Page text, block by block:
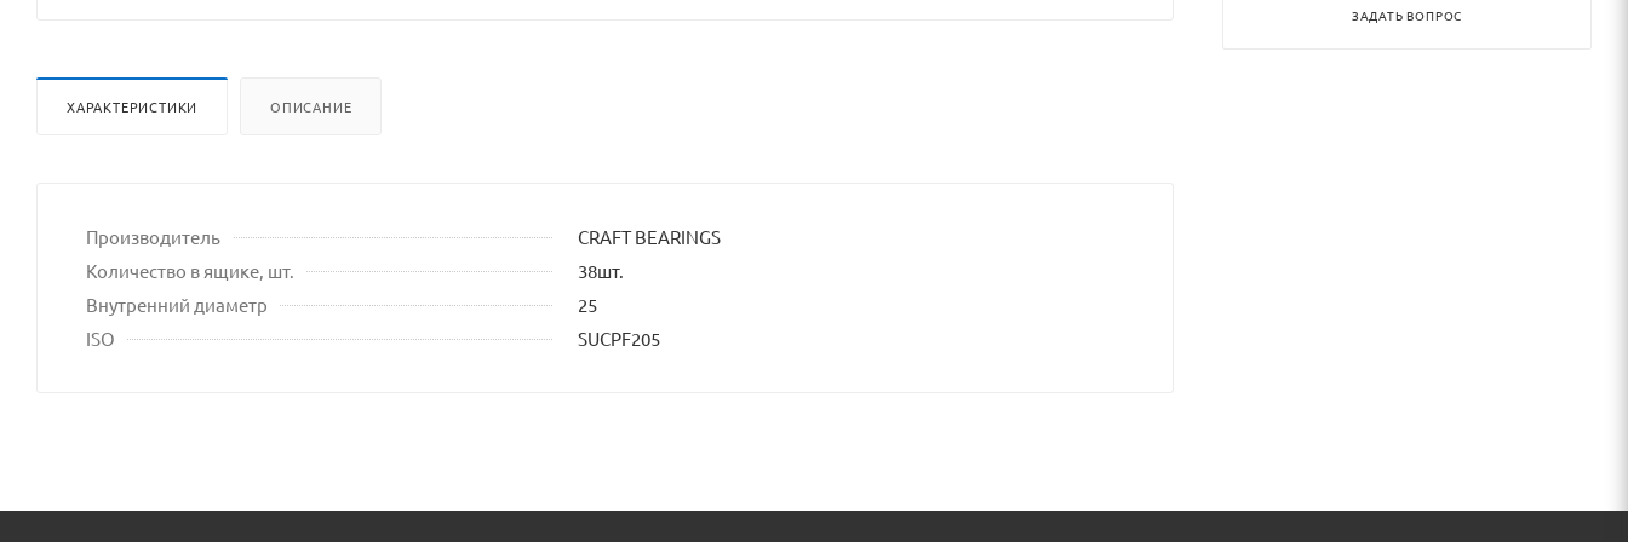
ХАРАКТЕРИСТИКИ ОПИСАНИЕ
Производитель
CRAFT BEARINGS
Количество в ящике, шт.
38шт.
Внутренний диаметр
25
ISO
SUCPF205
ЗАДАТЬ ВОПРОС